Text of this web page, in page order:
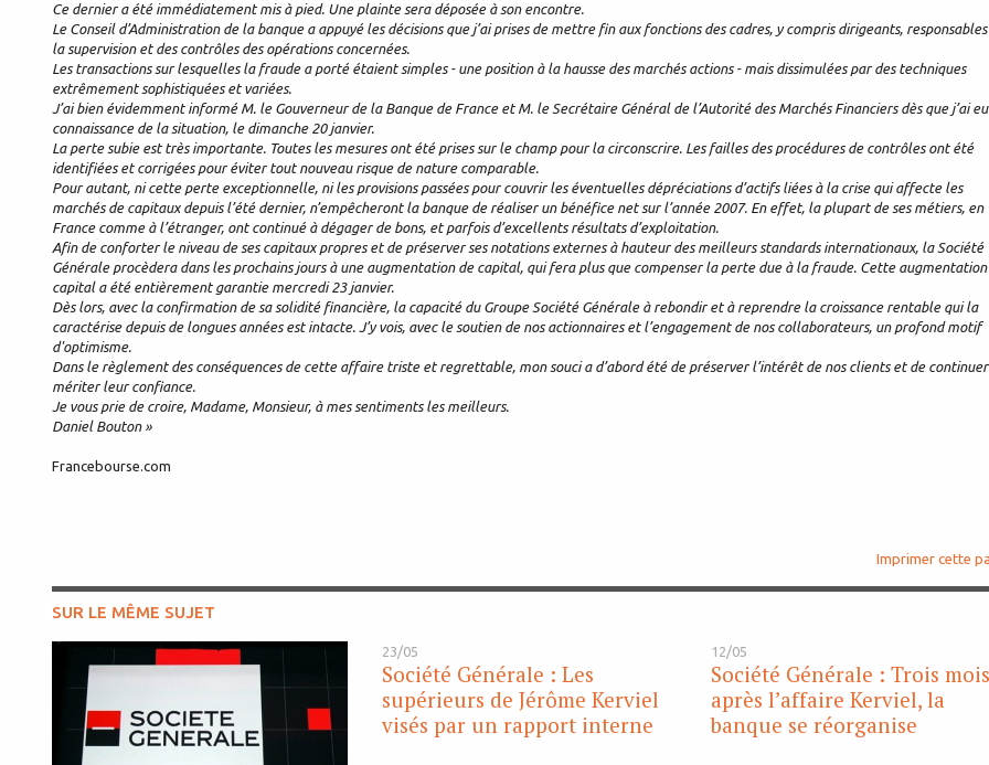
Ce dernier a été immédiatement mis à pied. Une plainte sera déposée à son encontre.
Le Conseil d’Administration de la banque a appuyé les décisions que j’ai prises de mettre fin aux fonctions des cadres, y compris dirigeants,
la supervision et des contrôles des opérations concernées.
Les transactions sur lesquelles la fraude a porté étaient simples - une position à la hausse des marchés actions - mais dissimulées par des techniques
extrêmement sophistiquées et variées.
J’ai bien évidemment informé M. le Gouverneur de la Banque de France et M. le Secrétaire Général de l’Autorité des Marchés Financiers dès que j’ai eu
connaissance de la situation, le dimanche 20 janvier.
La perte subie est très importante. Toutes les mesures ont été prises sur le champ pour la circonscrire. Les failles des procédures de contrôles ont été
identifiées et corrigées pour éviter tout nouveau risque de nature comparable.
Pour autant, ni cette perte exceptionnelle, ni les provisions passées pour couvrir les éventuelles dépréciations d’actifs liées à la crise qui affecte les
marchés de capitaux depuis l’été dernier, n’empêcheront la banque de réaliser un bénéfice net sur l’année 2007. En effet, la plupart de ses métiers, en
France comme à l’étranger, ont continué à dégager de bons, et parfois d’excellents résultats d’exploitation.
Afin de conforter le niveau de ses capitaux propres et de préserver ses notations externes à hauteur des meilleurs standards internationaux, la Société
Générale procèdera dans les prochains jours à une augmentation de capital, qui fera plus que compenser la perte due à la fraude. Cette augmentation
capital a été entièrement garantie mercredi 23 janvier.
Dès lors, avec la confirmation de sa solidité financière, la capacité du Groupe Société Générale à rebondir et à reprendre la croissance rentable qui la
caractérise depuis de longues années est intacte. J’y vois, avec le soutien de nos actionnaires et l’engagement de nos collaborateurs, un profond motif
d'optimisme.
Dans le règlement des conséquences de cette affaire triste et regrettable, mon souci a d’abord été de préserver l’intérêt de nos clients et de
mériter leur confiance.
Je vous prie de croire, Madame, Monsieur, à mes sentiments les meilleurs.
Daniel Bouton »
Francebourse.com
Imprimer cette
SUR LE MÊME SUJET
23/05
Société Générale : Les
supérieurs de Jérôme Kerviel
visés par un rapport interne
12/05
Société Générale : Trois
après l’affaire Kerviel, la
banque se réorganise